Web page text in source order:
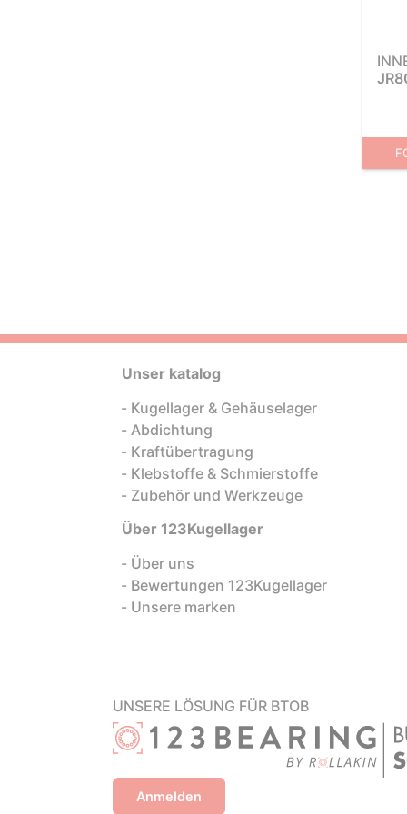
UNSERE LÖSUNG FÜR BTOB
Anmelden
Unser katalog
Kugellager & Gehäuselager
Abdichtung
Kraftübertragung
Klebstoffe & Schmierstoffe
Zubehör und Werkzeuge
Über 123Kugellager
Über uns
Bewertungen 123Kugellager
Unsere marken